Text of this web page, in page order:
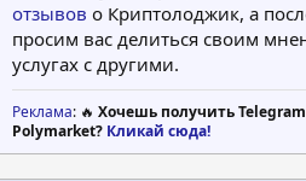
отзывов о Криптолоджик, а
просим вас делиться своим
услугах с другими.
Реклама: 🔥 Хочешь получить
Polymarket? Кликай сюда!